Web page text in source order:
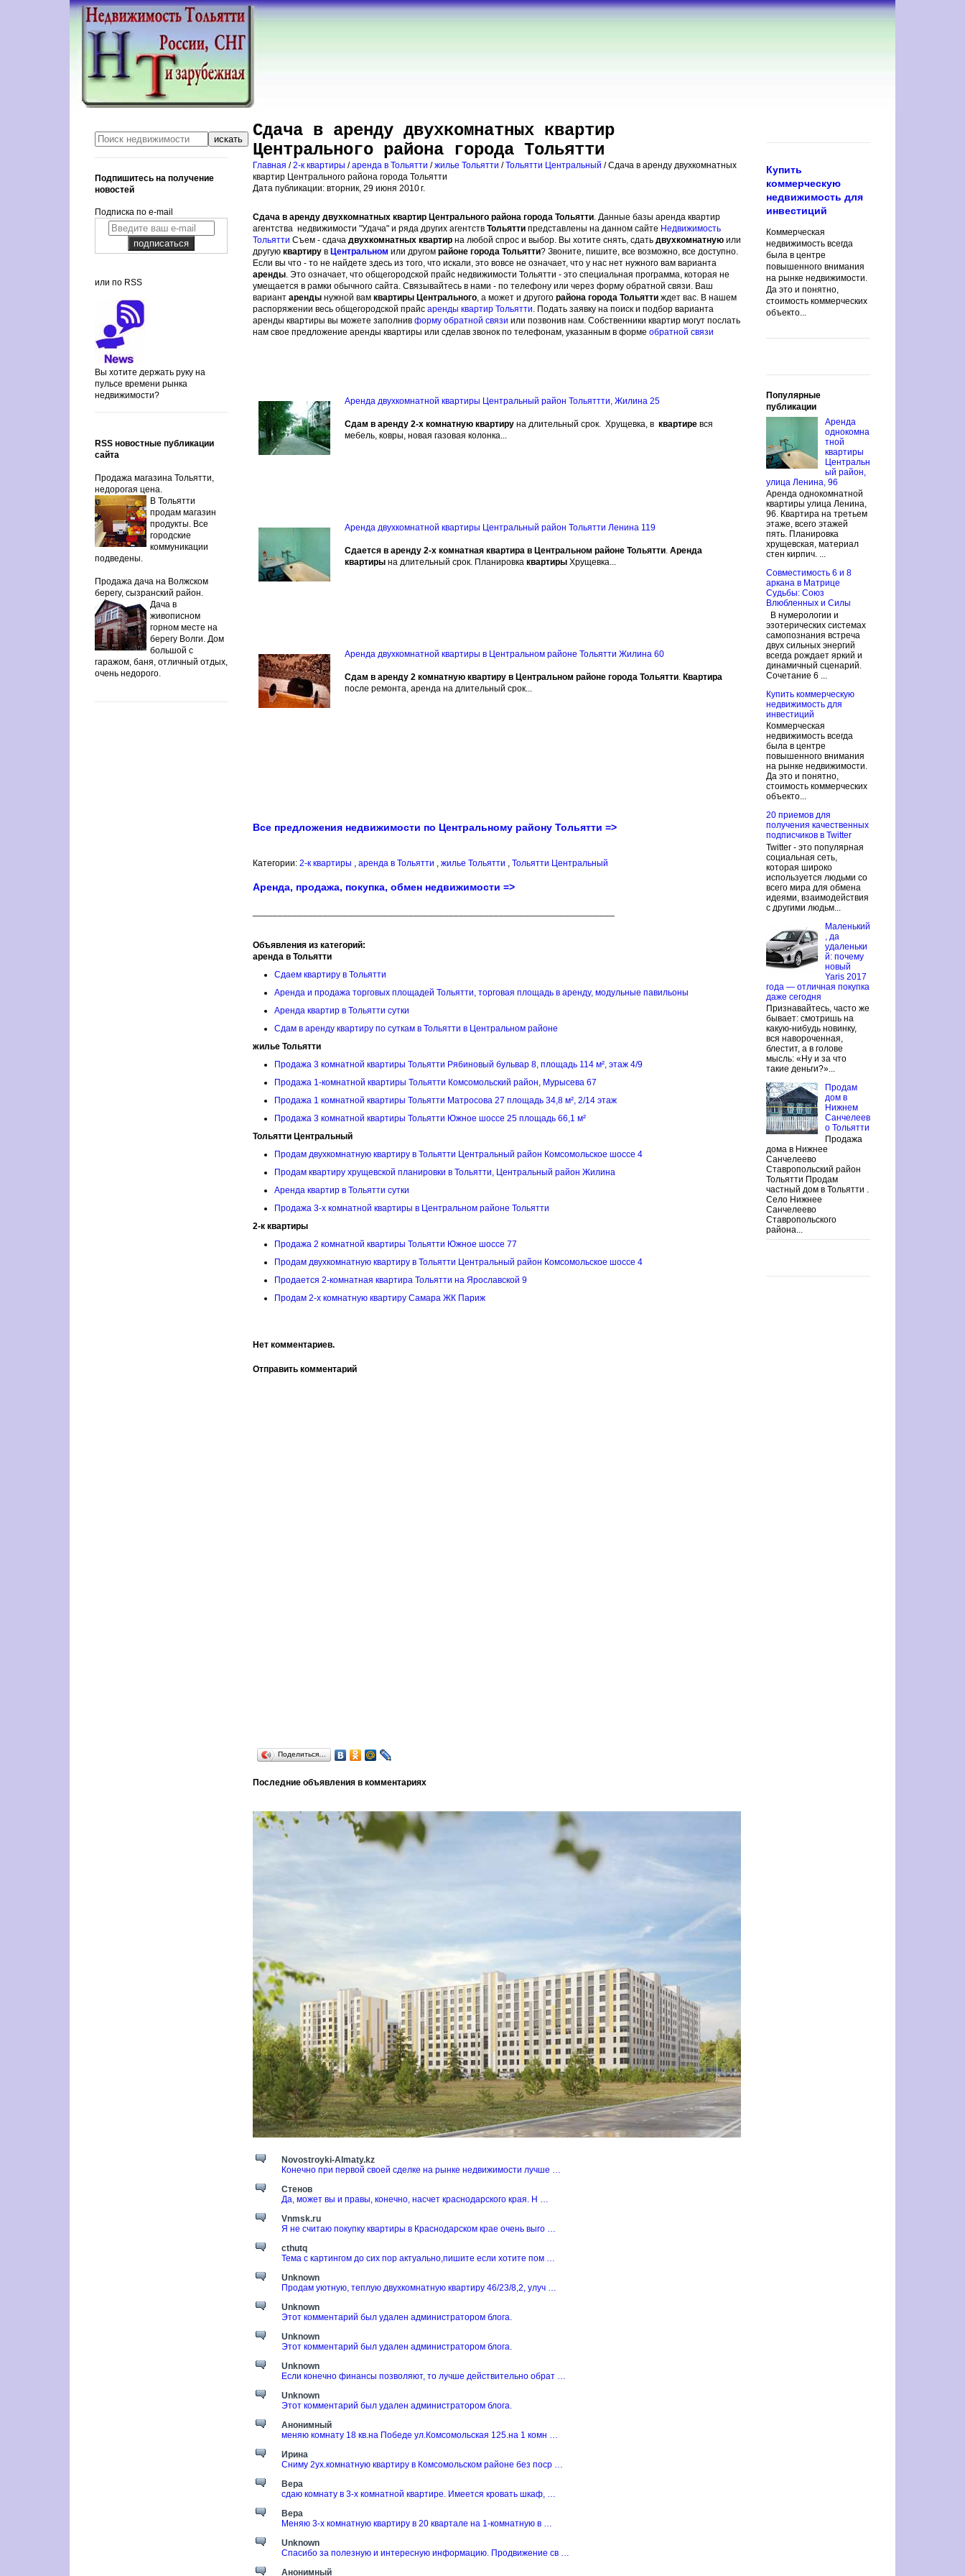
Сдача в аренду двухкомнатных квартир
Центрального района города Тольятти
Главная /2-к квартиры /аренда в Тольятти /жилье Тольятти /Тольятти Центральный / Сдача в аренду двухкомнатных
квартир Центрального района города Тольятти
Дата публикации: вторник, 29 июня 2010 г.
Сдача в аренду двухкомнатных квартир Центрального района города Тольятти. Данные базы аренда квартир
агентства недвижимости "Удача" и ряда других агентств Тольятти представлены на данном сайте Недвижимость
Тольятти Съем - сдача двухкомнатных квартир на любой спрос и выбор. Вы хотите снять, сдать двухкомнатную или
другую квартиру в Центральном или другом районе города Тольятти? Звоните, пишите, все возможно, все доступно.
Если вы что - то не найдете здесь из того, что искали, это вовсе не означает, что у нас нет нужного вам варианта
аренды. Это означает, что общегородской прайс недвижимости Тольятти - это специальная программа, которая не
умещается в рамки обычного сайта. Связывайтесь в нами - по телефону или через форму обратной связи. Ваш
вариант аренды нужной вам квартиры Центрального, а может и другого района города Тольятти ждет вас. В нашем
распоряжении весь общегородской прайс аренды квартир Тольятти. Подать заявку на поиск и подбор варианта
аренды квартиры вы можете заполнив форму обратной связи или позвонив нам. Собственники квартир могут послать
нам свое предложение аренды квартиры или сделав звонок по телефонам, указанным в форме обратной связи
Аренда двухкомнатной квартиры Центральный район Тольяттти, Жилина 25
Сдам в аренду 2-х комнатную квартиру на длительный срок. Хрущевка, в квартире вся
мебель, ковры, новая газовая колонка...
Аренда двухкомнатной квартиры Центральный район Тольятти Ленина 119
Сдается в аренду 2-х комнатная квартира в Центральном районе Тольятти. Аренда
квартиры на длительный срок. Планировка квартиры Хрущевка...
Аренда двухкомнатной квартиры в Центральном районе Тольятти Жилина 60
Сдам в аренду 2 комнатную квартиру в Центральном районе города Тольятти. Квартира
после ремонта, аренда на длительный срок...
Все предложения недвижимости по Центральному району Тольятти =>
Категории: 2-к квартиры , аренда в Тольятти , жилье Тольятти , Тольятти Центральный
Аренда, продажа, покупка, обмен недвижимости =>
Объявления из категорий:
аренда в Тольятти
Сдаем квартиру в Тольятти
Аренда и продажа торговых площадей Тольятти, торговая площадь в аренду, модульные павильоны
Аренда квартир в Тольятти сутки
Сдам в аренду квартиру по суткам в Тольятти в Центральном районе
жилье Тольятти
Продажа 3 комнатной квартиры Тольятти Рябиновый бульвар 8, площадь 114 м², этаж 4/9
Продажа 1-комнатной квартиры Тольятти Комсомольский район, Мурысева 67
Продажа 1 комнатной квартиры Тольятти Матросова 27 площадь 34,8 м², 2/14 этаж
Продажа 3 комнатной квартиры Тольятти Южное шоссе 25 площадь 66,1 м²
Тольятти Центральный
Продам двухкомнатную квартиру в Тольятти Центральный район Комсомольское шоссе 4
Продам квартиру хрущевской планировки в Тольятти, Центральный район Жилина
Аренда квартир в Тольятти сутки
Продажа 3-х комнатной квартиры в Центральном районе Тольятти
2-к квартиры
Продажа 2 комнатной квартиры Тольятти Южное шоссе 77
Продам двухкомнатную квартиру в Тольятти Центральный район Комсомольское шоссе 4
Продается 2-комнатная квартира Тольятти на Ярославской 9
Продам 2-х комнатную квартиру Самара ЖК Париж
Нет комментариев.
Отправить комментарий
Поделиться…
Последние объявления в комментариях
Novostroyki-Almaty.kz
Конечно при первой своей сделке на рынке недвижимости лучше …
Стенов
Да, может вы и правы, конечно, насчет краснодарского края. Н …
Vnmsk.ru
Я не считаю покупку квартиры в Краснодарском крае очень выго …
cthutq
Тема с картингом до сих пор актуально,пишите если хотите пом …
Unknown
Продам уютную, теплую двухкомнатную квартиру 46/23/8,2, улуч …
Unknown
Этот комментарий был удален администратором блога.
Unknown
Этот комментарий был удален администратором блога.
Unknown
Если конечно финансы позволяют, то лучше действительно обрат …
Unknown
Этот комментарий был удален администратором блога.
Анонимный
меняю комнату 18 кв.на Победе ул.Комсомольская 125.на 1 комн …
Ирина
Сниму 2ух.комнатную квартиру в Комсомольском районе без поср …
Вера
сдаю комнату в 3-х комнатной квартире. Имеется кровать шкаф, …
Вера
Меняю 3-х комнатную квартиру в 20 квартале на 1-комнатную в …
Unknown
Спасибо за полезную и интересную информацию. Продвижение св …
Анонимный
Подпишитесь на получение
новостей
Подписка по e-mail
или по RSS
Вы хотите держать руку на
пульсе времени рынка
недвижимости?
RSS новостные публикации
сайта
Продажа магазина Тольятти,
недорогая цена.
В Тольятти
продам магазин
продукты. Все
городские
коммуникации
подведены.
Продажа дача на Волжском
берегу, сызранский район.
Дача в
живописном
горном месте на
берегу Волги. Дом
большой с
гаражом, баня, отличный отдых,
очень недорого.
Купить
коммерческую
недвижимость для
инвестиций
Коммерческая
недвижимость всегда
была в центре
повышенного внимания
на рынке недвижимости.
Да это и понятно,
стоимость коммерческих
объекто...
Популярные
публикации
Аренда
однокомна
тной
квартиры
Центральн
ый район,
улица Ленина, 96
Аренда однокомнатной
квартиры улица Ленина,
96. Квартира на третьем
этаже, всего этажей
пять. Планировка
хрущевская, материал
стен кирпич. ...
Совместимость 6 и 8
аркана в Матрице
Судьбы: Союз
Влюбленных и Силы
В нумерологии и
эзотерических системах
самопознания встреча
двух сильных энергий
всегда рождает яркий и
динамичный сценарий.
Сочетание 6 ...
Купить коммерческую
недвижимость для
инвестиций
Коммерческая
недвижимость всегда
была в центре
повышенного внимания
на рынке недвижимости.
Да это и понятно,
стоимость коммерческих
объекто...
20 приемов для
получения качественных
подписчиков в Twitter
Twitter - это популярная
социальная сеть,
которая широко
используется людьми со
всего мира для обмена
идеями, взаимодействия
с другими людьм...
Маленький
, да
удаленьки
й: почему
новый
Yaris 2017
года — отличная покупка
даже сегодня
Признавайтесь, часто же
бывает: смотришь на
какую-нибудь новинку,
вся навороченная,
блестит, а в голове
мысль: «Ну и за что
такие деньги?»...
Продам
дом в
Нижнем
Санчелеев
о Тольятти
Продажа
дома в Нижнее
Санчелеево
Ставропольский район
Тольятти Продам
частный дом в Тольятти .
Село Нижнее
Санчелеево
Ставропольского
района...